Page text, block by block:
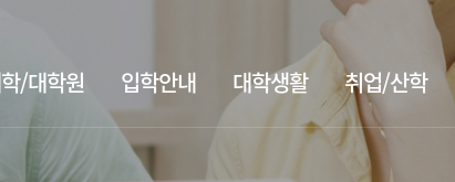
/대학원 입학안내 대학생활 취업/산학